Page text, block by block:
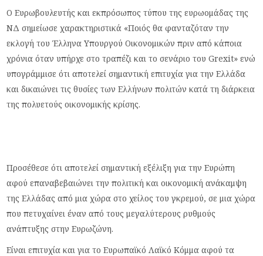
Ο Ευρωβουλευτής και εκπρόσωπος τύπου της ευρωομάδας της
ΝΔ σημείωσε χαρακτηριστικά «Ποιός θα φανταζόταν την
εκλογή του Έλληνα Υπουργού Οικονομικών πριν από κάποια
χρόνια όταν υπήρχε στο τραπέζι και το σενάριο του Grexit» ενώ
υπογράμμισε ότι αποτελεί σημαντική επιτυχία για την Ελλάδα
και δικαιώνει τις θυσίες των Ελλήνων πολιτών κατά τη διάρκεια
της πολυετούς οικονομικής κρίσης.
Προσέθεσε ότι αποτελεί σημαντική εξέλιξη για την Ευρώπη
αφού επαναβεβαιώνει την πολιτική και οικονομική ανάκαμψη
της Ελλάδας από μια χώρα στο χείλος του γκρεμού, σε μια χώρα
που πετυχαίνει έναν από τους μεγαλύτερους ρυθμούς
ανάπτυξης στην Ευρωζώνη.
Είναι επιτυχία και για το Ευρωπαϊκό Λαϊκό Κόμμα αφού τα